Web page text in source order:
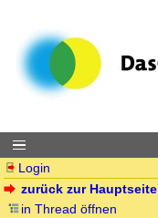
Login
zurück zur Hauptseite
in Thread öffnen